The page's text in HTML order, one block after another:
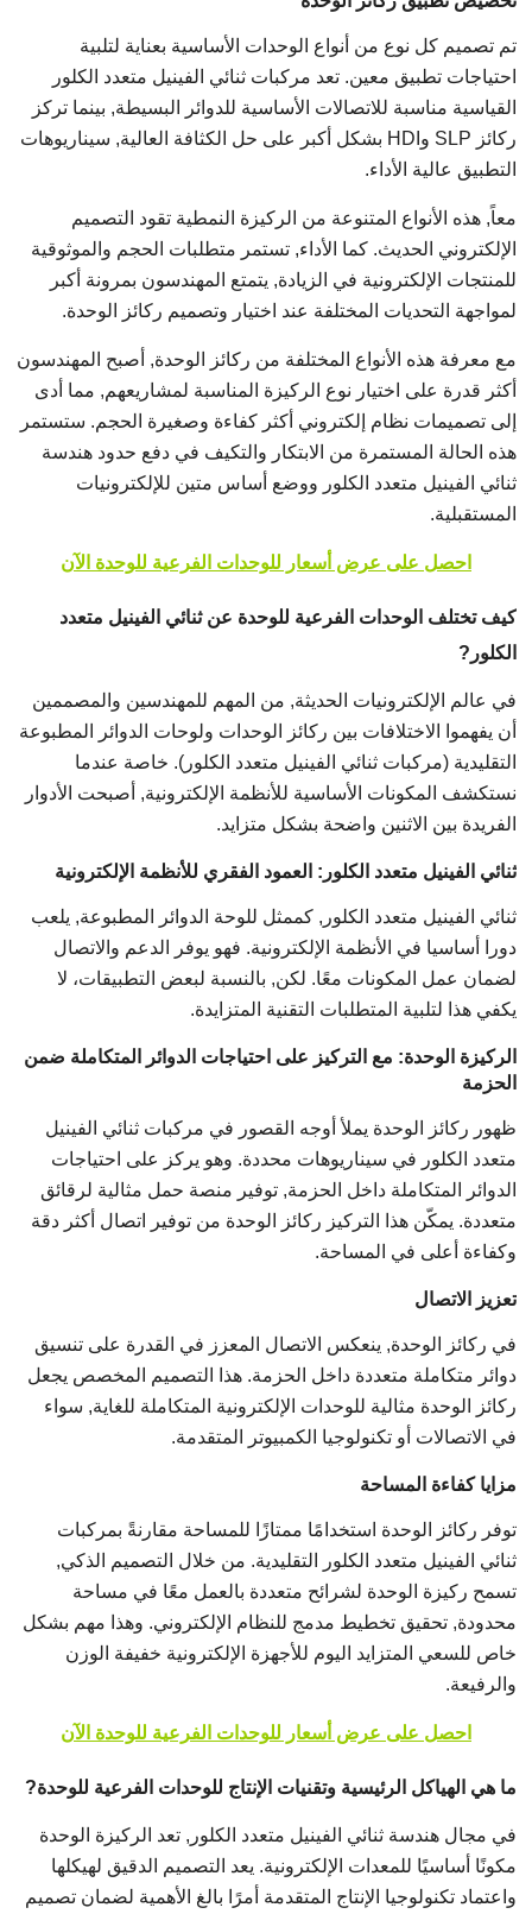
تم تصميم كل نوع من أنواع الوحدات الأساسية بعناية لتلبية
احتياجات تطبيق معين. تعد مركبات ثنائي الفينيل متعدد الكلور
القياسية مناسبة للاتصالات الأساسية للدوائر البسيطة, بينما تركز
ركائز SLP وHDI بشكل أكبر على حل الكثافة العالية, سيناريوهات
التطبيق عالية الأداء.
معاً, هذه الأنواع المتنوعة من الركيزة النمطية تقود التصميم
الإلكتروني الحديث. كما الأداء, تستمر متطلبات الحجم والموثوقية
للمنتجات الإلكترونية في الزيادة, يتمتع المهندسون بمرونة أكبر
لمواجهة التحديات المختلفة عند اختيار وتصميم ركائز الوحدة.
مع معرفة هذه الأنواع المختلفة من ركائز الوحدة, أصبح المهندسون
أكثر قدرة على اختيار نوع الركيزة المناسبة لمشاريعهم, مما أدى
إلى تصميمات نظام إلكتروني أكثر كفاءة وصغيرة الحجم. ستستمر
هذه الحالة المستمرة من الابتكار والتكيف في دفع حدود هندسة
ثنائي الفينيل متعدد الكلور ووضع أساس متين للإلكترونيات
المستقبلية.
احصل على عرض أسعار للوحدات الفرعية للوحدة الآن
كيف تختلف الوحدات الفرعية للوحدة عن ثنائي الفينيل متعدد
الكلور?
في عالم الإلكترونيات الحديثة, من المهم للمهندسين والمصممين
أن يفهموا الاختلافات بين ركائز الوحدات ولوحات الدوائر المطبوعة
التقليدية (مركبات ثنائي الفينيل متعدد الكلور). خاصة عندما
نستكشف المكونات الأساسية للأنظمة الإلكترونية, أصبحت الأدوار
الفريدة بين الاثنين واضحة بشكل متزايد.
ثنائي الفينيل متعدد الكلور: العمود الفقري للأنظمة الإلكترونية
ثنائي الفينيل متعدد الكلور, كممثل للوحة الدوائر المطبوعة, يلعب
دورا أساسيا في الأنظمة الإلكترونية. فهو يوفر الدعم والاتصال
لضمان عمل المكونات معًا. لكن, بالنسبة لبعض التطبيقات، لا
يكفي هذا لتلبية المتطلبات التقنية المتزايدة.
الركيزة الوحدة: مع التركيز على احتياجات الدوائر المتكاملة ضمن
الحزمة
ظهور ركائز الوحدة يملأ أوجه القصور في مركبات ثنائي الفينيل
متعدد الكلور في سيناريوهات محددة. وهو يركز على احتياجات
الدوائر المتكاملة داخل الحزمة, توفير منصة حمل مثالية لرقائق
متعددة. يمكّن هذا التركيز ركائز الوحدة من توفير اتصال أكثر دقة
وكفاءة أعلى في المساحة.
تعزيز الاتصال
في ركائز الوحدة, ينعكس الاتصال المعزز في القدرة على تنسيق
دوائر متكاملة متعددة داخل الحزمة. هذا التصميم المخصص يجعل
ركائز الوحدة مثالية للوحدات الإلكترونية المتكاملة للغاية, سواء
في الاتصالات أو تكنولوجيا الكمبيوتر المتقدمة.
مزايا كفاءة المساحة
توفر ركائز الوحدة استخدامًا ممتازًا للمساحة مقارنةً بمركبات
ثنائي الفينيل متعدد الكلور التقليدية. من خلال التصميم الذكي,
تسمح ركيزة الوحدة لشرائح متعددة بالعمل معًا في مساحة
محدودة, تحقيق تخطيط مدمج للنظام الإلكتروني. وهذا مهم بشكل
خاص للسعي المتزايد اليوم للأجهزة الإلكترونية خفيفة الوزن
والرفيعة.
احصل على عرض أسعار للوحدات الفرعية للوحدة الآن
ما هي الهياكل الرئيسية وتقنيات الإنتاج للوحدات الفرعية للوحدة?
في مجال هندسة ثنائي الفينيل متعدد الكلور, تعد الركيزة الوحدة
مكونًا أساسيًا للمعدات الإلكترونية. يعد التصميم الدقيق لهيكلها
واعتماد تكنولوجيا الإنتاج المتقدمة أمرًا بالغ الأهمية لضمان تصميم